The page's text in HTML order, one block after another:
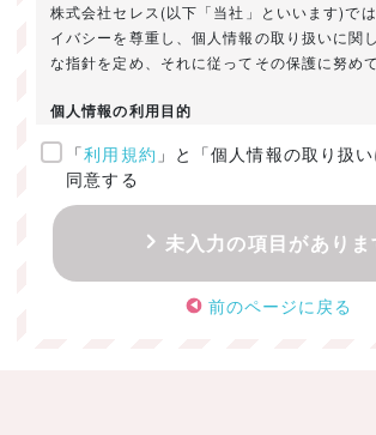
株式会社セレス(以下「当社」といいます)で
イバシーを尊重し、個人情報の取り扱いに関
な指針を定め、それに従ってその保護に努め
個人情報の利用目的
ご提供いただきました個人情報は、以下のた
たします。
・お問い合わせに対する回答及び資料送付のご
・当社のお客様向けサービスの提供
・本人確認
・サービスの開発・改善のための分析
「利用規約 」と「個人情報の取り扱
同意する
未入力の項目がありま
前のページに戻る